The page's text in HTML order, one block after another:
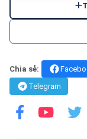
Chia sẻ:
Telegram